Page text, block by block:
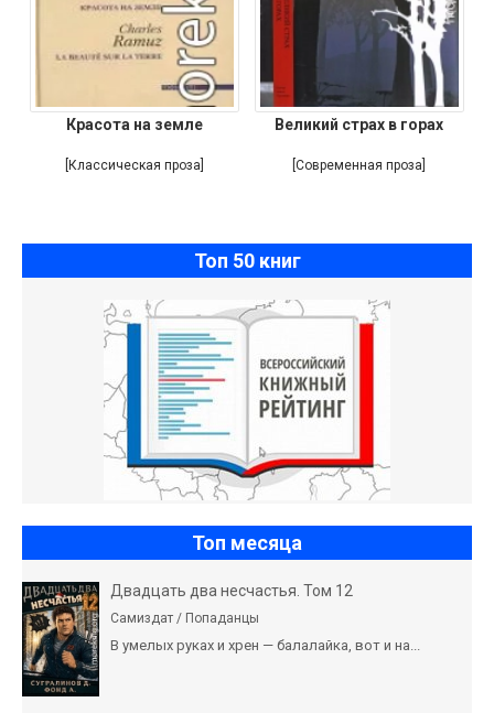
Красота на земле
[Классическая проза]
Великий страх в горах
[Современная проза]
Топ 50 книг
Топ месяца
Двадцать два несчастья. Том 12
Самиздат / Попаданцы
В умелых руках и хрен — балалайка, вот и на...